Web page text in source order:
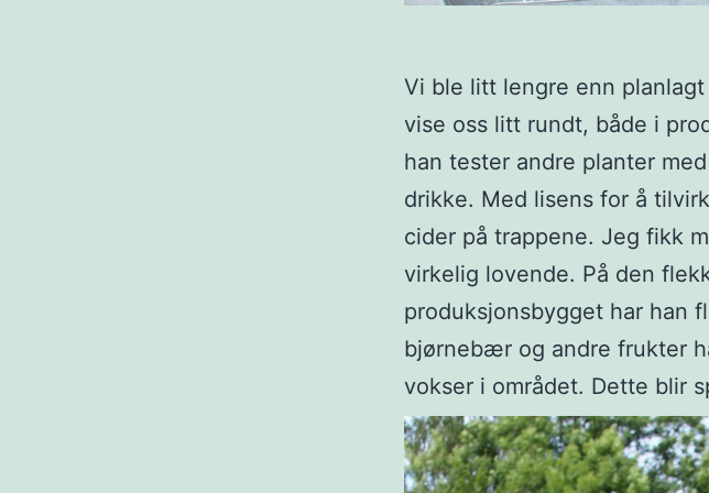
Vi ble litt lengre enn
vise oss litt rundt, både i
han tester andre planter
drikke. Med lisens for å
cider på trappene. Jeg fikk
virkelig lovende. På den
produksjonsbygget har han
bjørnebær og andre frukter
vokser i området. Dette blir